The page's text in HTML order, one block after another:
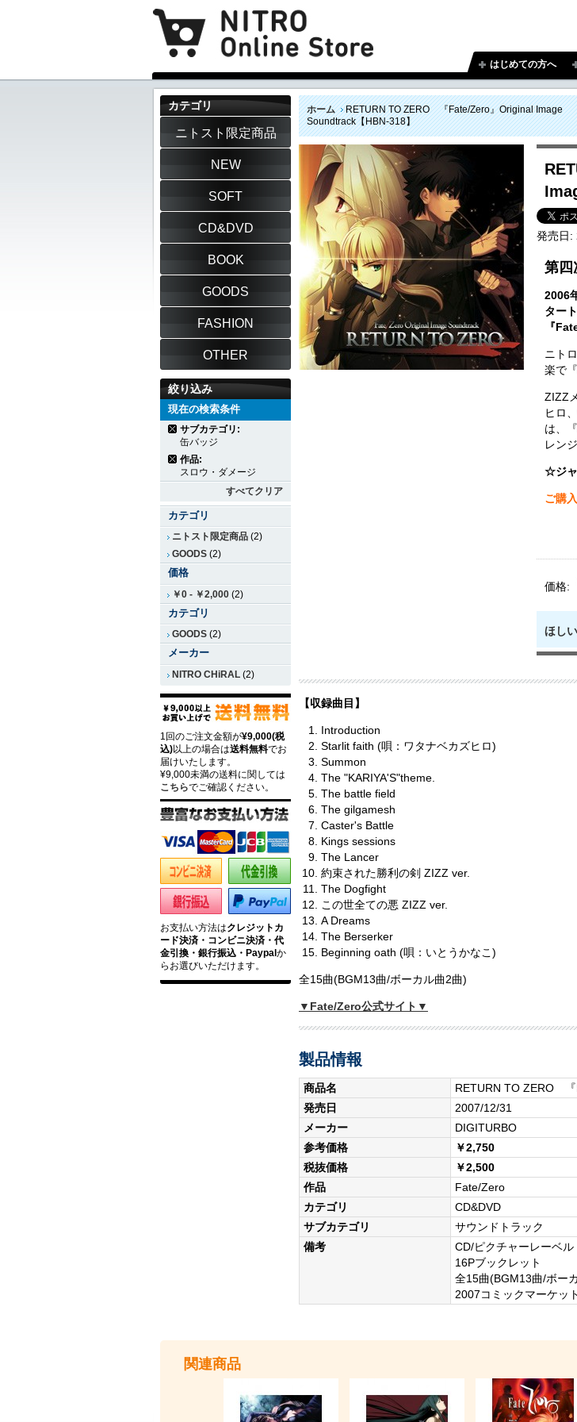
はじめての方へ
ホーム
RETURN TO ZERO 『Fate/Zero』Original Image
Soundtrack【HBN-318】
発売日:
第四
2006
ター
『
ニト
楽で
ZIZZ
ヒロ
は、
レン
☆ジャ
ご購
価格:
ほし
【収録曲目】
Introduction
Starlit faith (唄：ワタナベカズヒロ)
Summon
The "KARIYA'S"theme.
The battle field
The gilgamesh
Caster's Battle
Kings sessions
The Lancer
約束された勝利の剣 ZIZZ ver.
The Dogfight
この世全ての悪 ZIZZ ver.
A Dreams
The Berserker
Beginning oath (唄：いとうかなこ)
全15曲(BGM13曲/ボーカル曲2曲)
▼Fate/Zero公式サイト▼
製品情報
商品名
RETURN TO ZERO 『
発売日
2007/12/31
メーカー
DIGITURBO
参考価格
￥2,750
税抜価格
￥2,500
作品
Fate/Zero
カテゴリ
CD&DVD
サブカテゴリ
サウンドトラック
備考
CD/ピクチャーレーベル
16Pブックレット
全15曲(BGM13曲/ボー
2007コミックマーケッ
カテゴリ
ニトスト限定商品
NEW
SOFT
CD&DVD
BOOK
GOODS
FASHION
OTHER
絞り込み
現在の検索条件
サブカテゴリ:
缶バッジ
作品:
スロウ・ダメージ
すべてクリア
カテゴリ
ニトスト限定商品 (2)
GOODS (2)
価格
￥0 - ￥2,000 (2)
カテゴリ
GOODS (2)
メーカー
NITRO CHiRAL (2)
1回のご注文金額が¥9,000(税
込)以上の場合は送料無料でお
届けいたします。
¥9,000未満の送料に関しては
こちらでご確認ください。
お支払い方法はクレジットカ
ード決済・コンビニ決済・代
金引換・銀行振込・Paypalか
らお選びいただけます。
関連商品